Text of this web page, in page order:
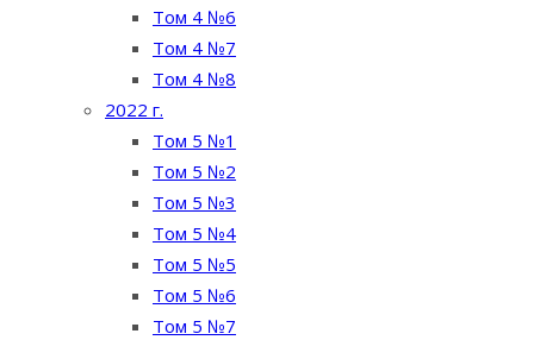
Том 4 №6
Том 4 №7
Том 4 №8
2022 г.
Том 5 №1
Том 5 №2
Том 5 №3
Том 5 №4
Том 5 №5
Том 5 №6
Том 5 №7